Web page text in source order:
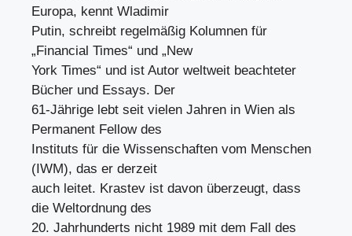
Europa, kennt Wladimir
Putin, schreibt regelmäßig Kolumnen für
„Financial Times“ und „New
York Times“ und ist Autor weltweit beachteter
Bücher und Essays. Der
61-Jährige lebt seit vielen Jahren in Wien als
Permanent Fellow des
Instituts für die Wissenschaften vom Menschen
(IWM), das er derzeit
auch leitet. Krastev ist davon überzeugt, dass
die Weltordnung des
20. Jahrhunderts nicht 1989 mit dem Fall des